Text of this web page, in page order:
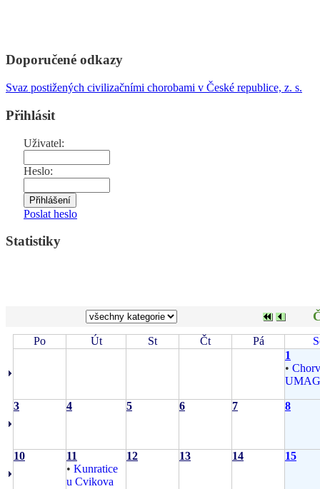
Doporučené odkazy
Svaz postižených civilizačními chorobami v České republice, z. s.
Přihlásit
Uživatel:
Heslo:
Poslat heslo
Statistiky
Po Út St Čt Pá
1
•
UMAG
3 4 5 6 7 8
10
11
• Kunratice
u Cvikova
12 13 14 15